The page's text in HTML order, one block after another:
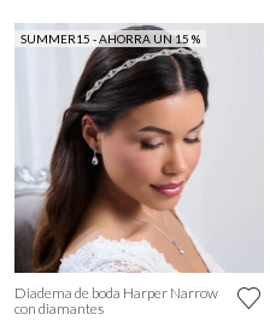
SUMMER15 - AHORRA UN 15 %
Diadema de boda Harper Narrow
con diamantes